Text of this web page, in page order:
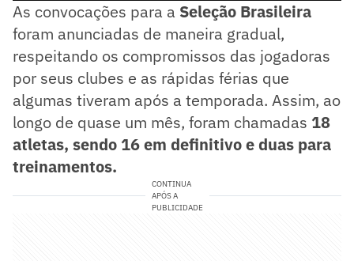
As convocações para a Seleção Brasileira
foram anunciadas de maneira gradual,
respeitando os compromissos das jogadoras
por seus clubes e as rápidas férias que
algumas tiveram após a temporada. Assim, ao
longo de quase um mês, foram chamadas 18
atletas, sendo 16 em definitivo e duas para
treinamentos.
CONTINUA
APÓS A
PUBLICIDADE